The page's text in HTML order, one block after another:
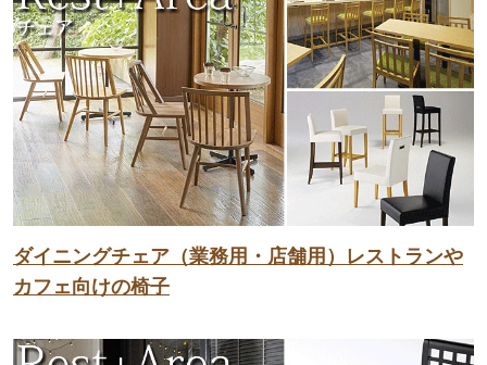
ダイニングチェア（業務用・店舗用）レストランや
カフェ向けの椅子